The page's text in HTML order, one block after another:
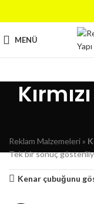
MENÜ
Reklam Malzemeleri »
Tek bir sonuç
Kenar çubuğunu